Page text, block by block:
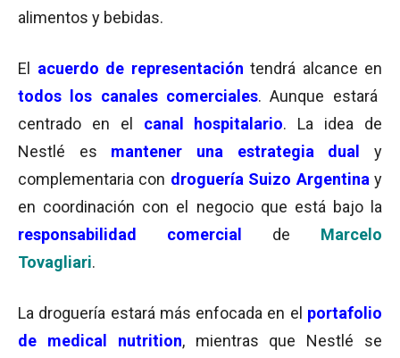
alimentos y bebidas.
El acuerdo de representación tendrá alcance en
todos los canales comerciales. Aunque estará
centrado en el canal hospitalario. La idea de
Nestlé es mantener una estrategia dual
y
complementaria con droguería Suizo Argentina y
en coordinación con el negocio que está bajo la
responsabilidad comercial
de Marcelo
Tovagliari.
La droguería estará más enfocada en el portafolio
de medical nutrition, mientras que Nestlé se